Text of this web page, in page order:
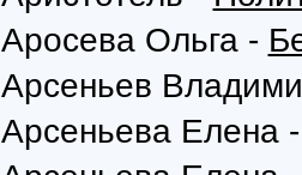
Аросева Ольга -
Арсеньев
Арсеньева Елена